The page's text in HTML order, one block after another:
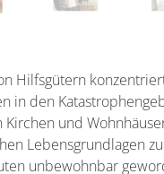
Hilfsgütern
in den
und
Lebensgrundlagen
unbewohnbar